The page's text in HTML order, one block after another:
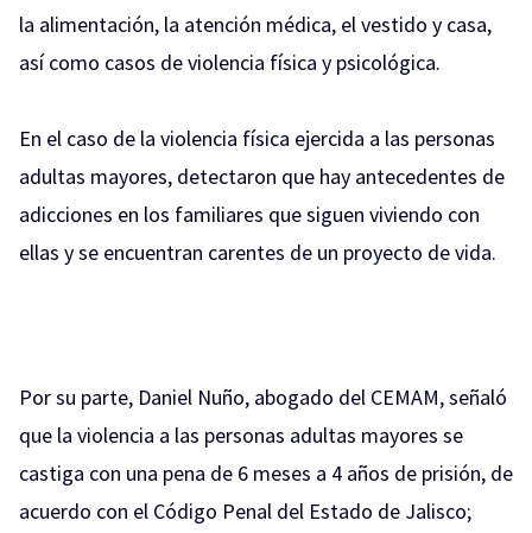
la alimentación, la atención médica, el vestido y casa,
así como casos de violencia física y psicológica.
En el caso de la violencia física ejercida a las personas
adultas mayores, detectaron que hay antecedentes de
adicciones en los familiares que siguen viviendo con
ellas y se encuentran carentes de un proyecto de vida.
Por su parte, Daniel Nuño, abogado del CEMAM, señaló
que la violencia a las personas adultas mayores se
castiga con una pena de 6 meses a 4 años de prisión, de
acuerdo con el Código Penal del Estado de Jalisco;